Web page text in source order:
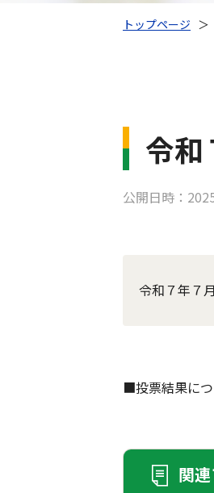
トップページ ＞
令和
公開日時：
令和７年７
■投票結果につ
関